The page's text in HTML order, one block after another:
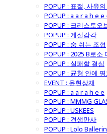
POPUP : 표절, 사유의
POPUP : a a r a h e e
POPUP : 크리스토오
POPUP : 계절감각
POPUP : 숨 쉬는 조형
POPUP : 2025 B로소
POPUP : 실패할 결심
POPUP : 균형 안에
EVENT : 윤현상재
POPUP : a a r a h e e
POPUP : MMMG
POPUP : USKEES
POPUP : 견생만사
POPUP : Lolo